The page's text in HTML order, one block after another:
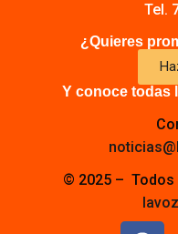
Tel.
¿Quieres
Y conoce todas
© 2025 – Todos